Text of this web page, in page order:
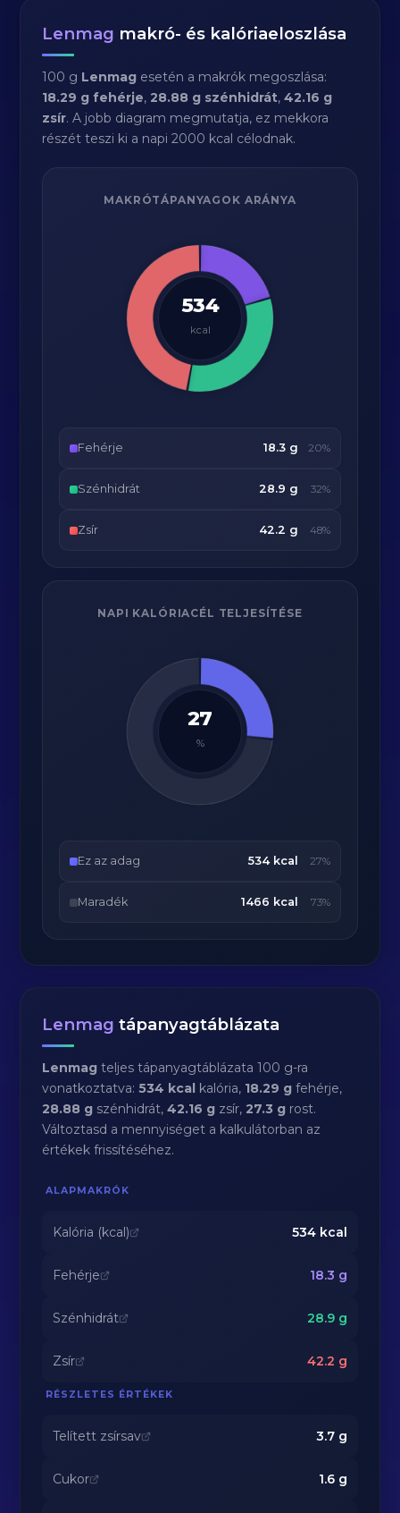
Lenmag makró- és kalóriaeloszlása
100 g Lenmag esetén a makrók megoszlása:
18.29 g fehérje,28.88 g szénhidrát,42.16 g
zsír. A jobb diagram megmutatja, ez mekkora
részét teszi ki a napi 2000 kcal célodnak.
MAKRÓTÁPANYAGOK ARÁNYA
534
kcal
Fehérje 18.3 g 20%
Szénhidrát 28.9 g 32%
Zsír 42.2 g 48%
NAPI KALÓRIACÉL TELJESÍTÉSE
27
%
Ez az adag 534 kcal 27%
Maradék 1466 kcal 73%
Lenmag tápanyagtáblázata
Lenmag teljes tápanyagtáblázata 100 g-ra
vonatkoztatva:534 kcal kalória, 18.29 g fehérje,
28.88 g szénhidrát,42.16 g zsír,27.3 g rost.
Változtasd a mennyiséget a kalkulátorban az
értékek frissítéséhez.
ALAPMAKRÓK
Kalória (kcal) 534kcal
Fehérje 18.3 g
Szénhidrát 28.9g
Zsír 42.2 g
RÉSZLETES ÉRTÉKEK
Telített zsírsav 3.7g
Cukor 1.6g